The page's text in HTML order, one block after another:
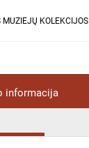
MUZIEJŲ KOLEKCIJOS
informacija